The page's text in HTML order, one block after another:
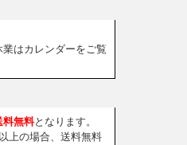
はカレンダーをご覧
料無料となります。
上の場合、送料無料